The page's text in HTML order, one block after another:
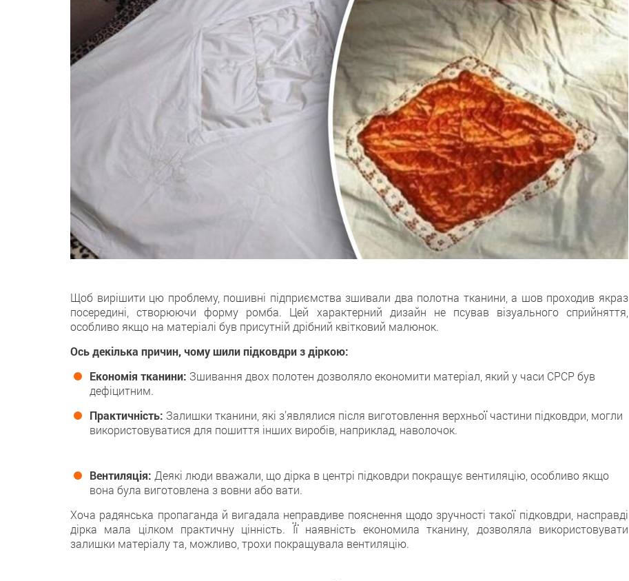
Щоб вирішити цю проблему, пошивні підприємства зшивали два полотна тканини, а шов проходив якраз
посередині, створюючи форму ромба. Цей характерний дизайн не псував візуального сприйняття,
особливо якщо на матеріалі був присутній дрібний квітковий малюнок.
Ось декілька причин, чому шили підковдри з діркою:
Економія тканини: Зшивання двох полотен дозволяло економити матеріал, який у часи СРСР був
дефіцитним.
Практичність: Залишки тканини, які з’являлися після виготовлення верхньої частини підковдри, могли
використовуватися для пошиття інших виробів, наприклад, наволочок.
Вентиляція: Деякі люди вважали, що дірка в центрі підковдри покращує вентиляцію, особливо якщо
вона була виготовлена з вовни або вати.
Хоча радянська пропаганда й вигадала неправдиве пояснення щодо зручності такої підковдри, насправді
дірка мала цілком практичну цінність. Її наявність економила тканину, дозволяла використовувати
залишки матеріалу та, можливо, трохи покращувала вентиляцію.